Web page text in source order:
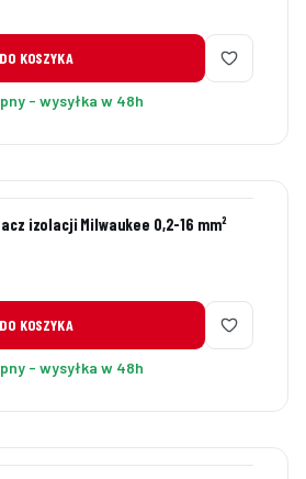
DO KOSZYKA
- wysyłka w 48h
izolacji Milwaukee 0,2-16 mm²
DO KOSZYKA
- wysyłka w 48h